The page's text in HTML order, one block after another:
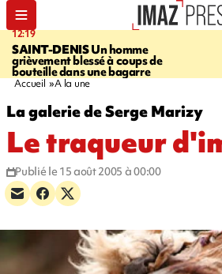
12:19
SAINT-DENISUn homme
grièvement blessé à coups de
bouteille dans une bagarre
Accueil A la une
La galerie de Serge Marizy
Le traqueur
Publié le 15 août 2005 à 00:00